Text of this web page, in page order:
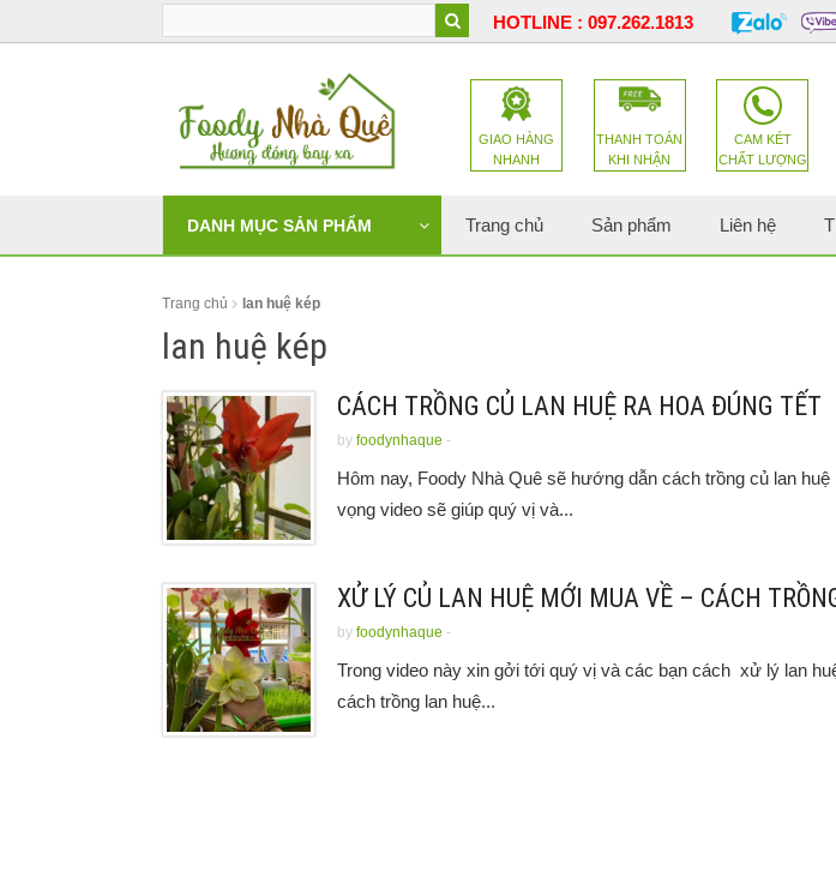
HOTLINE : 097.262.1813
GIAO HÀNG
NHANH
THANH TOÁN
KHI NHẬN
CAM KÉT
CHẤT LƯỢNG
DANH MỤC SẢN PHẨM Trang chủ Sản phẩm Liên hệ
Trang chủ lan huệ kép
lan huệ kép
CÁCH TRỒNG CỦ LAN HUỆ RA HOA ĐÚNG TẾT
by foodynhaque -
Hôm nay, Foody Nhà Quê sẽ hướng dẫn cách trồng củ lan huệ
vọng video sẽ giúp quý vị và...
XỬ LÝ CỦ LAN HUỆ MỚI MUA VỀ – CÁCH
by foodynhaque -
Trong video này xin gởi tới quý vị và các bạn cách xử lý lan
cách trồng lan huệ...